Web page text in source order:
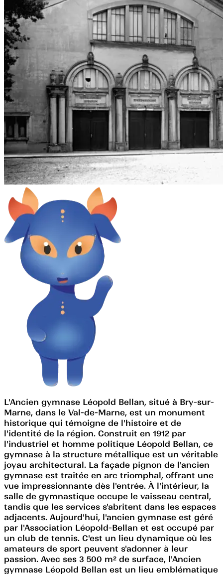
L'Ancien gymnase Léopold Bellan, situé à Bry-sur-
Marne, dans le Val-de-Marne, est un monument
historique qui témoigne de l'histoire et de
l'identité de la région. Construit en 1912 par
l'industriel et homme politique Léopold Bellan, ce
gymnase à la structure métallique est un véritable
joyau architectural. La façade pignon de l'ancien
gymnase est traitée en arc triomphal, offrant une
vue impressionnante dès l'entrée. À l'intérieur, la
salle de gymnastique occupe le vaisseau central,
tandis que les services s'abritent dans les espaces
adjacents. Aujourd'hui, l'ancien gymnase est géré
par l'Association Léopold-Bellan et est occupé par
un club de tennis. C'est un lieu dynamique où les
amateurs de sport peuvent s'adonner à leur
passion. Avec ses 3 500 m² de surface, l'Ancien
gymnase Léopold Bellan est un lieu emblématique